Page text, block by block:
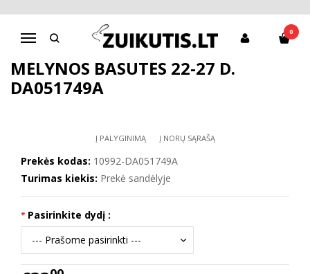
Navigacija
0
Pagrindinis Batai berniukui
D.D.Step batai berniukams
Mėlynos basutės 22-27 d. DA051749A
MĖLYNOS BASUTĖS 22-27 D.
DA051749A
Į PALYGINIMĄ Į NORŲ SĄRAŠĄ
Prekės kodas: 10992-DA051749A
Turimas kiekis: Prekė sandėlyje
Pasirinkite dydį :